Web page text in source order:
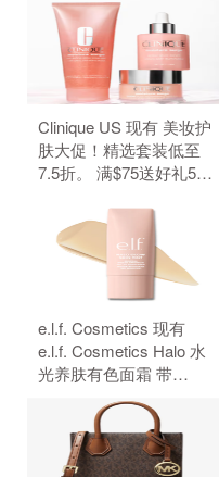
Clinique US 现有 美妆护
肤大促！精选套装低至
7.5折。 满$75送好礼5
件。 无需使用优惠码。
e.l.f. Cosmetics 现有
e.l.f. Cosmetics Halo 水
光养肤有色面霜 带
SPF50 防晒，原价
$18，现特价$14（约
94.83元）。 无需使用优
惠码。